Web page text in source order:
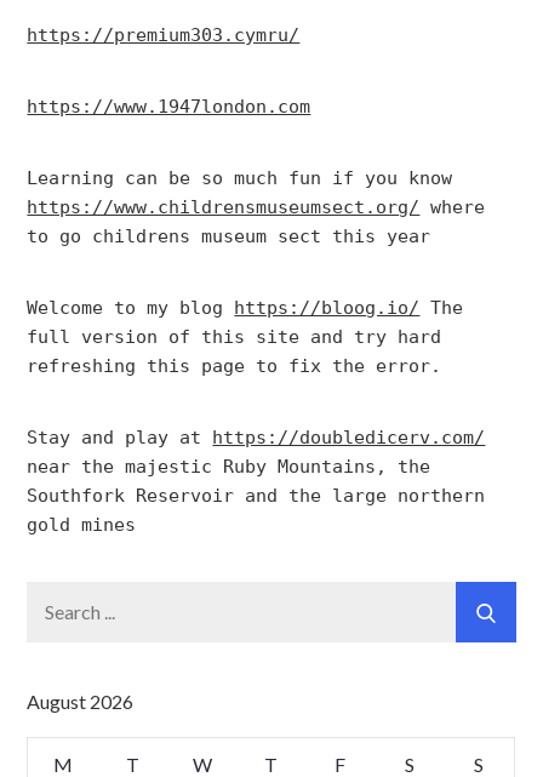
https://premium303.cymru/
https://www.1947london.com
https://www.childrensmuseumsect.org/ where
to go childrens museum sect this year
Welcome to my blog https://bloog.io/ The
full version of this site and try hard
refreshing this page to fix the error.
Stay and play at https://doubledicerv.com/
near the majestic Ruby Mountains, the
Southfork Reservoir and the large northern
gold mines
August 2026
M T W T F S S